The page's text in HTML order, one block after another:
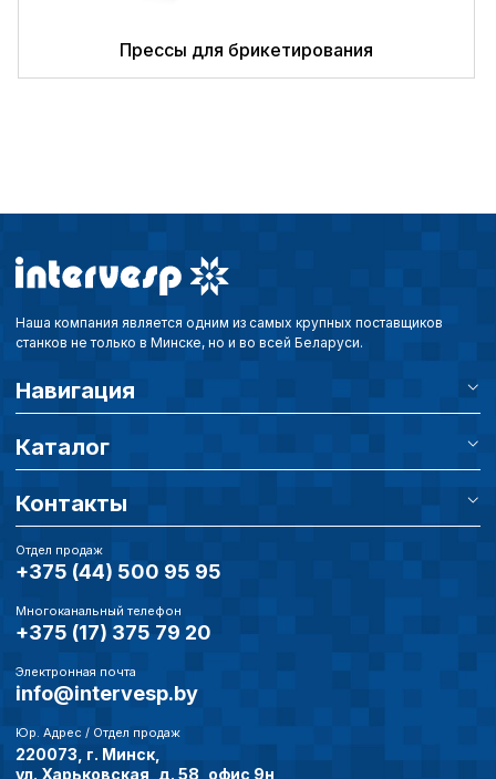
Прессы для брикетирования
Наша компания является одним из самых крупных поставщиков
станков не только в Минске, но и во всей Беларуси.
Навигация
Каталог
Контакты
Отдел продаж
+375 (44) 500 95 95
Многоканальный телефон
+375 (17) 375 79 20
Электронная почта
info@intervesp.by
Юр. Адрес / Отдел продаж
220073, г. Минск,
ул. Харьковская, д. 58, офис 9н
пользователей.